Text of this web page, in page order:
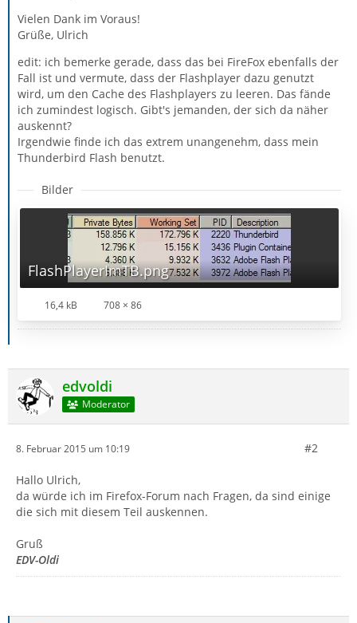
Vielen Dank im Voraus!
Grüße, Ulrich
edit: ich bemerke gerade, dass das bei FireFox ebenfalls der
Fall ist und vermute, dass der Flashplayer dazu genutzt
wird, um den Cache des Flashplayers zu leeren. Das fände
ich zumindest logisch. Gibt's jemanden, der sich da näher
auskennt?
Irgendwie finde ich das extrem unangenehm, dass mein
Thunderbird Flash benutzt.
Bilder
FlashPlayerImTB.png
16,4 kB 708 × 86
edvoldi
Moderator
8. Februar 2015 um 10:19 #2
Hallo Ulrich,
da würde ich im Firefox-Forum nach Fragen, da sind einige
die sich mit diesem Teil auskennen.
Gruß
EDV-Oldi